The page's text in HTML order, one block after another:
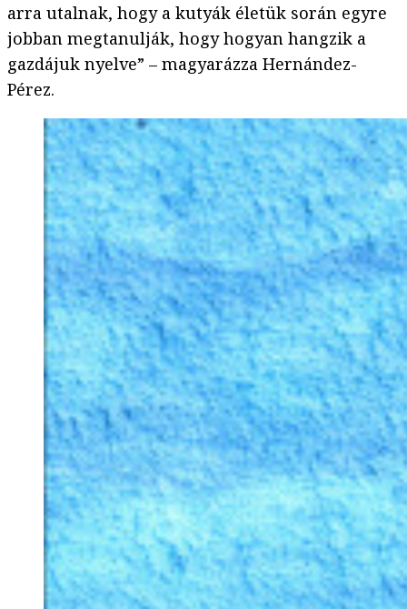
arra utalnak, hogy a kutyák életük során egyre
jobban megtanulják, hogy hogyan hangzik a
gazdájuk nyelve” – magyarázza Hernández-
Pérez.